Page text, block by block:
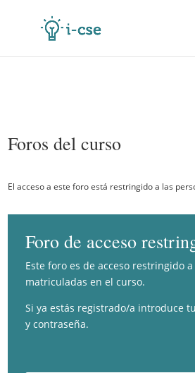
Foros del curso
El acceso a este foro está restringido a las
Foro de acceso
Este foro es de acceso restringido
matriculadas en el curso.
Si ya estás registrado/a introduce
y contraseña.